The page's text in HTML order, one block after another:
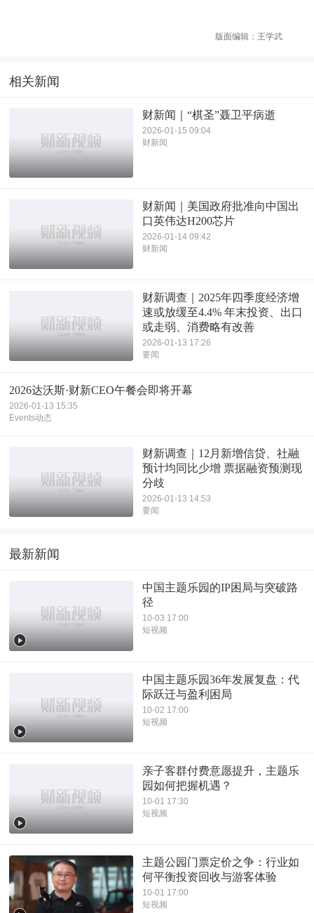
版面编辑：王学武
相关新闻
财新闻｜“棋圣”聂卫平病逝
2026-01-15 09:04
财新闻
财新闻｜美国政府批准向中国出
口英伟达H200芯片
2026-01-14 09:42
财新闻
财新调查｜2025年四季度经济增
速或放缓至4.4% 年末投资、出口
或走弱、消费略有改善
2026-01-13 17:26
要闻
2026达沃斯·财新CEO午餐会即将开幕
2026-01-13 15:35
Events动态
财新调查｜12月新增信贷、社融
预计均同比少增 票据融资预测现
分歧
2026-01-13 14:53
要闻
最新新闻
中国主题乐园的IP困局与突破路
径
10-03 17:00
短视频
中国主题乐园36年发展复盘：代
际跃迁与盈利困局
10-02 17:00
短视频
亲子客群付费意愿提升，主题乐
园如何把握机遇？
10-01 17:30
短视频
主题公园门票定价之争：行业如
何平衡投资回收与游客体验
10-01 17:00
短视频